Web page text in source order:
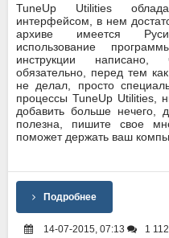
TuneUp Utilities
интерфейсом, в нем
архиве имеется
использование
инструкции написано,
обязательно, перед тем
не делал, просто
процессы TuneUp Utilities,
добавить больше нечего,
полезна, пишите свое
поможет держать ваш
Подробнее
14-07-2015, 07:13 1